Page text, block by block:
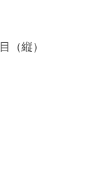
（縦）